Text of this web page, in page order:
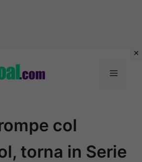
Menu
col
torna in Serie